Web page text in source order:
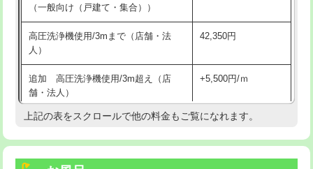
（一般向け（戸建て・集合））
高圧洗浄機使用/3mまで（店舗・法
人）
42,350円
追加 高圧洗浄機使用/3m超え（店
舗・法人）
+5,500円/ｍ
高度高圧洗浄換 現地調査
上記の表をスクロールで他の料金もご覧になれます。